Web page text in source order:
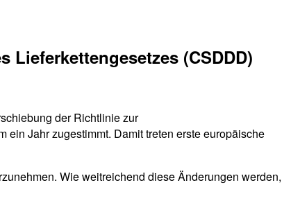
(CSDDD)
der Richtlinie zur
Jahr zugestimmt. Damit treten erste europäische
Wie weitreichend diese Änderungen werden,